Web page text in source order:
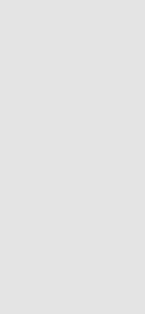
טובה בזמן
I asked
during a 1